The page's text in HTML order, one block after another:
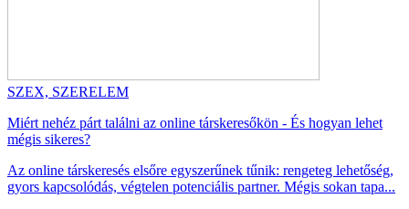
SZEX, SZERELEM
Miért nehéz párt találni az online társkeresőkön - És hogyan lehet
mégis sikeres?
Az online társkeresés elsőre egyszerűnek tűnik: rengeteg lehetőség,
gyors kapcsolódás, végtelen potenciális partner. Mégis sokan tapa...